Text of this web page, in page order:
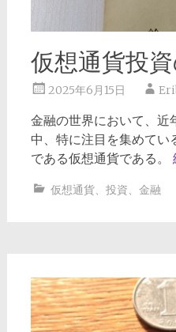
仮想通貨投
2025年6月15日
金融の世界において、近
中、特に注目を集めてい
である仮想通貨である。
仮想通貨、 投資 金融